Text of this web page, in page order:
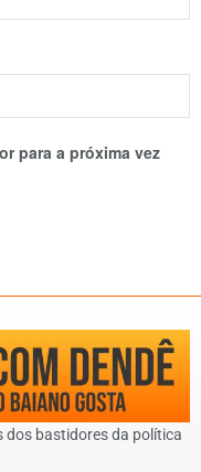
para a próxima vez
dos bastidores da política